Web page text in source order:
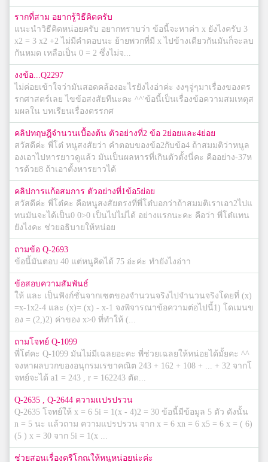
รากที่สาม อยากรู้วิธีคิดครับ
แนะนำวิธีคิดหน่อยครับ อยากทราบว่า ข้อนี้จะหาค่า x ยังไงครับ 3
x2 = 3 x2 +2 ไม่มีคำตอบนะ ย้ายพวกที่มี x ไปข้างเดียวกันมันก็จะลบ
กันหมด เหลือเป็น 0 = 2 ซึ่งไม่จ...
งงข้อ...Q2297
ไม่ค่อยเข้าใจว่ามันสอดคล้องอะไรยังไงอ่าค่ะ งงๆจู่ๆมาเรื่องของตร
รกศาสตร์เลย ไขข้อสงสัยทีนะคะ ^^'ข้อนี้เป็นเรื่องข้อความสมเหตุส
มผลใน บทเรียนเรื่องตรรกศ
คลิปทฤษฎีจำนวนเบื้องต้น ตัวอย่างที่2 ข้อ 2ย่อยและ4ย่อย
สวัสดีค่ะ พี่โต๋ หนูสงสัยว่า คำตอบของข้อ2กับข้อ4 ถ้าสมมติว่าหนูล
องเอาไปหารยาวดูแล้ว มันเป็นผลหารที่เกินตัวตั้งนี่คะ คืออย่าง-37ห
ารด้วย8 ถ้าเอาตั้งหารยาวได้
คลิปการแก้อสมการ ตัวอย่างที่1ข้อ5ย่อย
สวัสดีค่ะ พี่โต๋คะ คือหนูสงสัยตรงที่พี่โต๋บอกว่าถ้าสมมติเราเอา2ไปแ
ทนมันจะได้เป็น0 0>0 เป็นไปไม่ได้ อย่างแรกนะคะ คือว่า พี่โต๋แทน
ยังไงคะ ช่วยอธิบายให้หน่อย
ถามข้อ Q-2693
ข้อนี้มันตอบ 40 แต่หนูคิดได้ 75 อ่ะค่ะ ทำยังไงอ่าา
ข้อสอบความสัมพันธ์
ให้ และ เป็นฟังก์ชั่นจากเซตของจำนวนจริงไปจำนวนจริงโดยที่ (x)
=x-1x2-4 และ (x)= (x) - x-1 จงพิจารณาข้อความต่อไปนี้1) โดเมนข
อง = (2,)2) ค่าของ x>0 ที่ทำให้ (...
ถามโจทย์ Q-1099
พี่โต๋คะ Q-1099 มันไม่มีเฉลยอะคะ พี่ช่วยเฉลยให้หน่อยได้มั้ยคะ ^^
จงหาผลบวกของอนุกรมเรขาคณิต 243 + 162 + 108 + ... + 32 จากโ
จทย์จะได้ a1 = 243 , r = 162243 ตัด...
Q-2635 , Q-2644 ความเเปรปรวน
Q-2635 โจทย์ให้ x = 6 5i = 1(x - 4)2 = 30 ข้อนี้มีข้อมูล 5 ตัว ดังนั้น
n = 5 นะ แล้วถาม ความแปรปรวน จาก x = 6 xn = 6 x5 = 6 x = ( 6)
(5 ) x = 30 จาก 5i = 1(x ...
ช่วยสอนเรื่องตรีโกณให้หนูหน่อยน่ะค่ะ